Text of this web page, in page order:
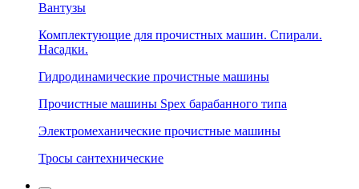
Вантузы
Комплектующие для прочистных машин. Спирали.
Насадки.
Гидродинамические прочистные машины
Прочистные машины Spex барабанного типа
Электромеханические прочистные машины
Тросы сантехнические